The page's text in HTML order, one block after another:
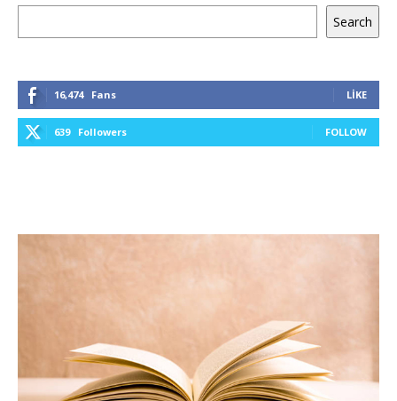
Search
16,474 Fans LIKE
639 Followers FOLLOW